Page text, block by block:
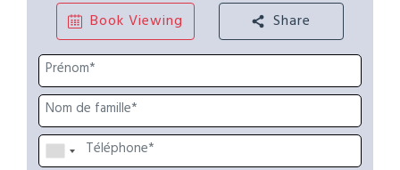
Book Viewing Share